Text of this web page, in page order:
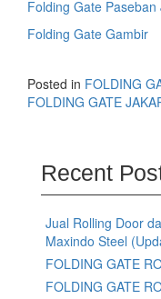
Folding Gate Paseban
Folding Gate Gambir
Posted in FOLDING
FOLDING GATE
Recent
Jual Rolling Door
Maxindo Steel
FOLDING GATE
FOLDING GATE